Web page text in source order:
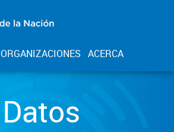
ORGANIZACIONES ACERCA
Datos